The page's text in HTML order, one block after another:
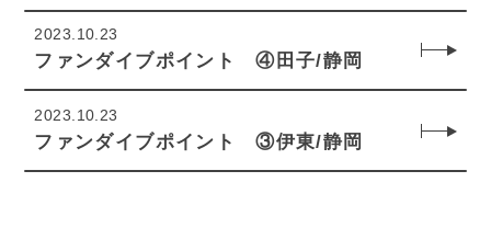
2023.10.23
ファンダイブポイント ④田子/静岡
2023.10.23
ファンダイブポイント ③伊東/静岡